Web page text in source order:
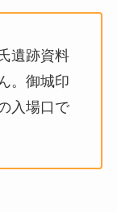
遺跡資料
。御城印
入場口で